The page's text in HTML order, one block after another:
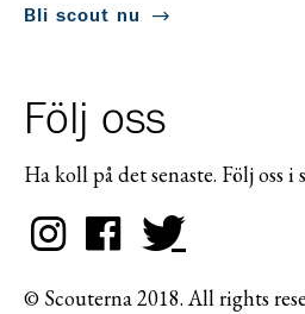
Bli scout nu
Följ oss
Ha koll på det senaste. Följ oss i
© Scouterna 2018. All rights